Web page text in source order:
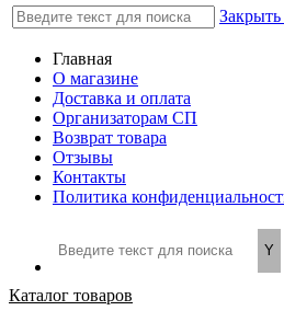
Главная
О магазине
Доставка и оплата
Организаторам СП
Возврат товара
Отзывы
Контакты
Политика
Каталог товаров